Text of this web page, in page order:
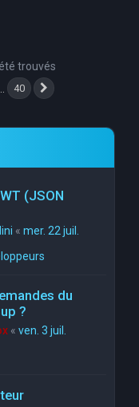
avancée
trouvés
40
(JSON
« mer. 22 juil.
du
?
« ven. 3 juil.